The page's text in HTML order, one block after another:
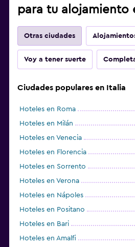
para tu alojamiento
Otras ciudades
Voy a tener suerte
Ciudades populares en Italia
Hoteles en Roma
Hoteles en Milán
Hoteles en Venecia
Hoteles en Florencia
Hoteles en Sorrento
Hoteles en Verona
Hoteles en Nápoles
Hoteles en Positano
Hoteles en Bari
Hoteles en Amalfi